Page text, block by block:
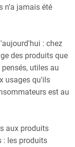
jamais été
: chez
des produits que
utiles au
usages qu'ils
est au
aux produits
: les produits